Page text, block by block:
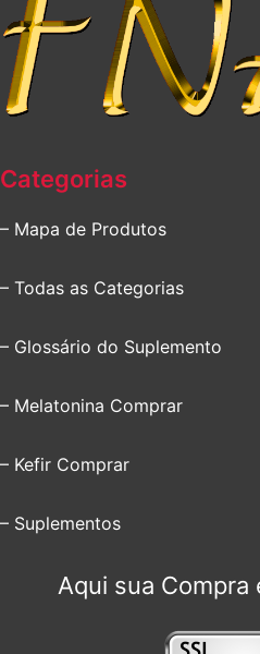
Categorias
– Mapa de Produtos
– Todas as Categorias
– Glossário do Suplemento
– Melatonina Comprar
– Kefir Comprar
– Suplementos
Aqui sua Compra